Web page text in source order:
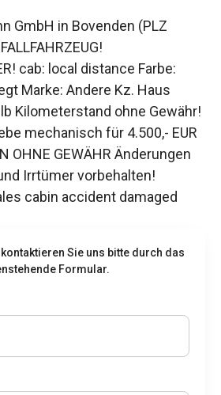
GmbH in Bovenden (PLZ
cab: local distance Farbe:
Marke: Andere Kz. Haus
Kilometerstand ohne Gewähr!
mechanisch für 4.500,- EUR
OHNE GEWÄHR Änderungen
Irrtümer vorbehalten!
cabin accident damaged
Sie uns bitte durch das
Formular.